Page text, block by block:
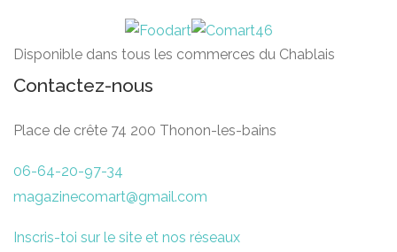
Disponible dans tous les commerces du Chablais
Contactez-nous
Place de crête 74 200 Thonon-les-bains
06-64-20-97-34
magazinecomart@gmail.com
Inscris-toi sur le site et nos réseaux